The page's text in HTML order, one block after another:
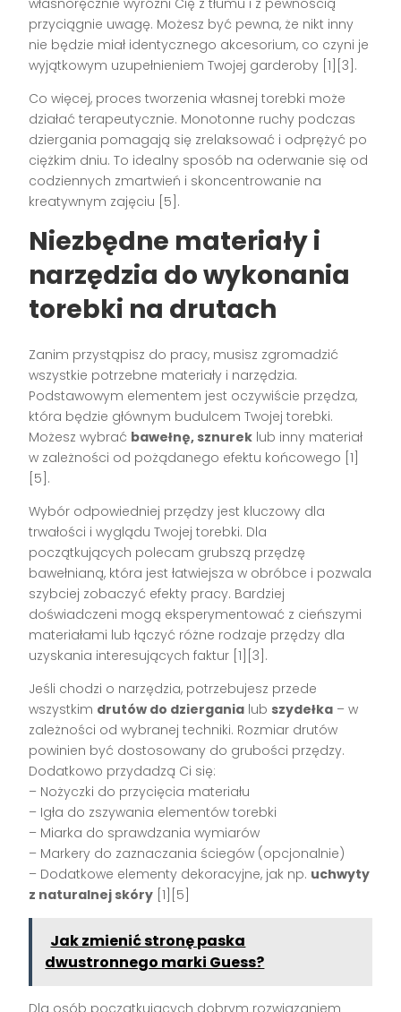
przyciągnie uwagę. Możesz być pewna, że nikt inny
nie będzie miał identycznego akcesorium, co czyni je
wyjątkowym uzupełnieniem Twojej garderoby [1][3].
Co więcej, proces tworzenia własnej torebki może
działać terapeutycznie. Monotonne ruchy podczas
dziergania pomagają się zrelaksować i odprężyć po
ciężkim dniu. To idealny sposób na oderwanie się od
codziennych zmartwień i skoncentrowanie na
kreatywnym zajęciu [5].
Niezbędne materiały i
narzędzia do wykonania
torebki na drutach
Zanim przystąpisz do pracy, musisz zgromadzić
wszystkie potrzebne materiały i narzędzia.
Podstawowym elementem jest oczywiście przędza,
która będzie głównym budulcem Twojej torebki.
Możesz wybrać bawełnę, sznurek lub inny materiał
w zależności od pożądanego efektu końcowego [1]
[5].
Wybór odpowiedniej przędzy jest kluczowy dla
trwałości i wyglądu Twojej torebki. Dla
początkujących polecam grubszą przędzę
bawełnianą, która jest łatwiejsza w obróbce i pozwala
szybciej zobaczyć efekty pracy. Bardziej
doświadczeni mogą eksperymentować z cieńszymi
materiałami lub łączyć różne rodzaje przędzy dla
uzyskania interesujących faktur [1][3].
Jeśli chodzi o narzędzia, potrzebujesz przede
wszystkim drutów do dziergania lub szydełka – w
zależności od wybranej techniki. Rozmiar drutów
powinien być dostosowany do grubości przędzy.
Dodatkowo przydadzą Ci się:
– Nożyczki do przycięcia materiału
– Igła do zszywania elementów torebki
– Miarka do sprawdzania wymiarów
– Markery do zaznaczania ściegów (opcjonalnie)
– Dodatkowe elementy dekoracyjne, jak np. uchwyty
z naturalnej skóry [1][5]
Jak zmienić stronę paska
dwustronnego marki Guess?
Dla osób początkujących dobrym rozwiązaniem